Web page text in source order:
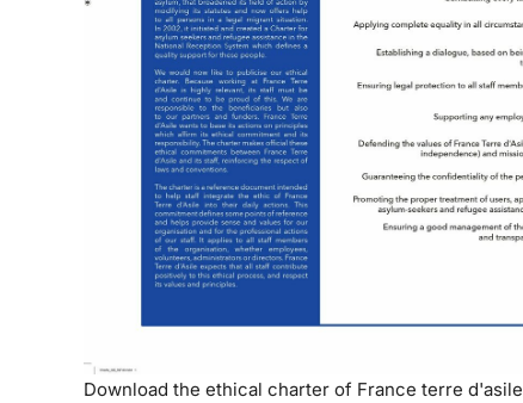
Download the ethical charter of France terre d'asile